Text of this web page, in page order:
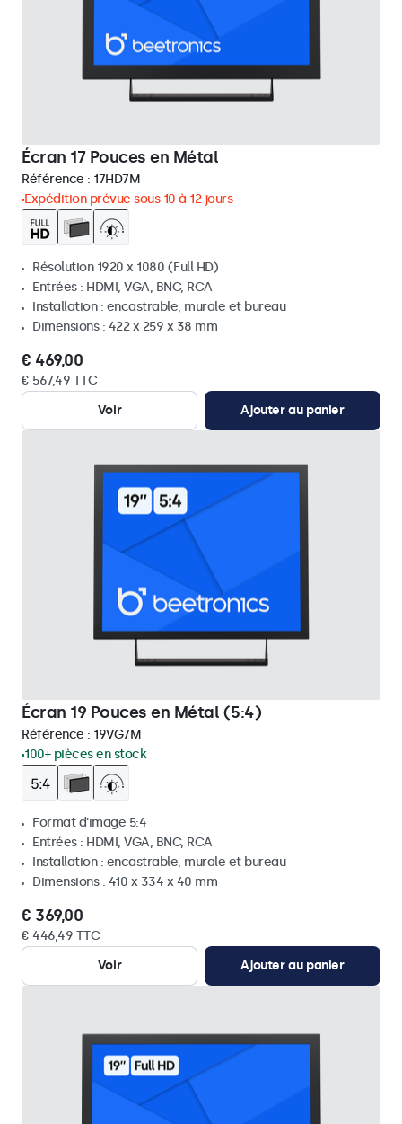
Écran 17 Pouces en Métal
Référence : 17HD7M
Expédition prévue sous 10 à 12 jours
Résolution 1920 x 1080 (Full HD)
Entrées : HDMI, VGA, BNC, RCA
Installation : encastrable, murale et bureau
Dimensions : 422 x 259 x 38 mm
€ 469,00
€ 567,49 TTC
Voir
Ajouter au panier
Écran 19 Pouces en Métal (5:4)
Référence : 19VG7M
100+ pièces en stock
Format d'image 5:4
Entrées : HDMI, VGA, BNC, RCA
Installation : encastrable, murale et bureau
Dimensions : 410 x 334 x 40 mm
€ 369,00
€ 446,49 TTC
Voir
Ajouter au panier